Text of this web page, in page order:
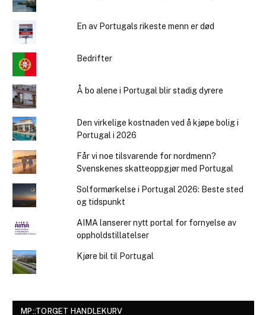
En av Portugals rikeste menn er død
Bedrifter
Å bo alene i Portugal blir stadig dyrere
Den virkelige kostnaden ved å kjøpe bolig i
Portugal i 2026
Får vi noe tilsvarende for nordmenn?
Svenskenes skatteoppgjør med Portugal
Solformørkelse i Portugal 2026: Beste sted
og tidspunkt
AIMA lanserer nytt portal for fornyelse av
oppholdstillatelser
Kjøre bil til Portugal
MP::TORGET HANDLEKURV